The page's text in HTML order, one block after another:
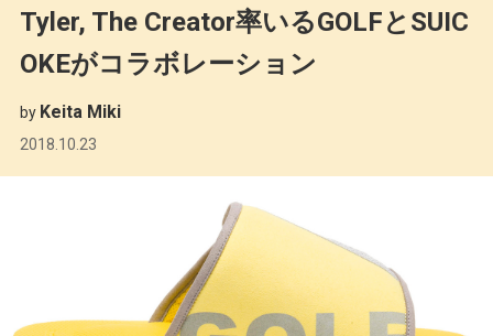
Tyler, The Creator率いるGOLFとSUIC
OKEがコラボレーション
by Keita Miki
2018.10.23